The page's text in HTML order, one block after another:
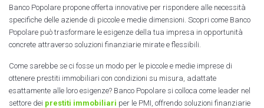
T
I
Banco Popolare propone offerta innovative per rispondere alle necessità
specifiche delle aziende di piccole e medie dimensioni. Scopri come Banco
Popolare può trasformare le esigenze della tua impresa in opportunità
concrete attraverso soluzioni finanziarie mirate e flessibili.
Come sarebbe se ci fosse un modo per le piccole e medie imprese di
ottenere prestiti immobiliari con condizioni su misura, adattate
esattamente alle loro esigenze? Banco Popolare si colloca come leader nel
settore dei prestiti immobiliari per le PMI, offrendo soluzioni finanziarie